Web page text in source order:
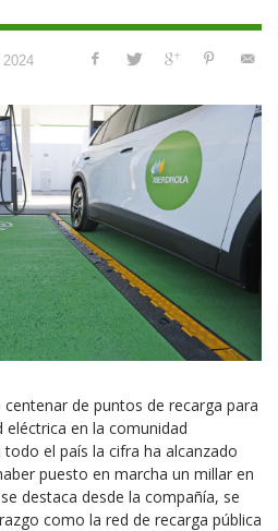
de puntos de recarga para
en la comunidad
el país la cifra ha alcanzado
puesto en marcha un millar en
destaca desde la compañía, se
como la red de recarga pública